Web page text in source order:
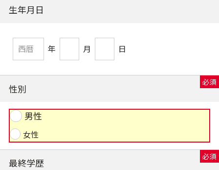
生年月日
年 月 日
性別
男性
女性
最終学歴